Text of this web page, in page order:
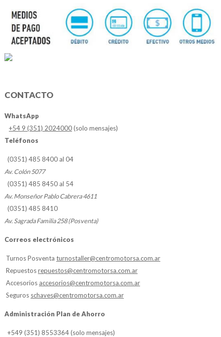
CONTACTO
WhatsApp
+54 9 (351) 2024000(solo mensajes)
Teléfonos
(0351) 485 8400 al 04
Av. Colón 5077
(0351) 485 8450 al 54
Av. Monseñor Pablo Cabrera 4611
(0351) 485 8410
Av. Sagrada Familia 258 (Posventa)
Correos electrónicos
Turnos Posventa turnostaller@centromotorsa.com.ar
Repuestosrepuestos@centromotorsa.com.ar
Accesorios accesorios@centromotorsa.com.ar
Seguros schaves@centromotorsa.com.ar
Administración Plan de Ahorro
+549 (351) 8553364 (solo mensajes)